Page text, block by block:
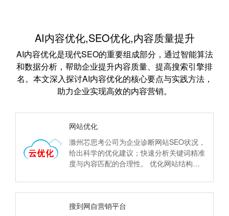
AI内容优化,SEO优化,内容质量提升
AI内容优化是现代SEO的重要组成部分，通过智能算法
和数据分析，帮助企业提升内容质量、提高搜索引擎排
名。本文深入探讨AI内容优化的核心要点与实践方法，
助力企业实现高效的内容营销。
网站优化
滁州芯思考公司为企业诊断网站SEO状况，
给出科学的优化建议；快速分析关键词精准
度与内容匹配的合理性。 优化网站结构及
化。
搜到网自营销平台